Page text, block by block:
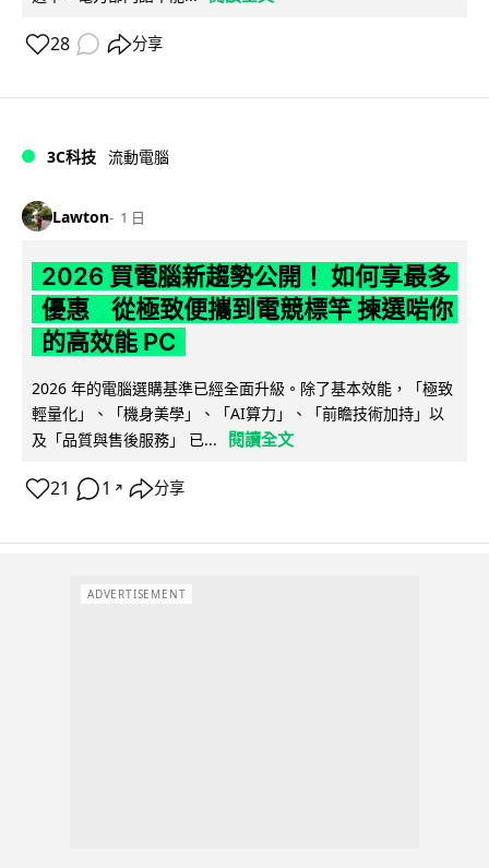
28 分享
3C科技 流動電腦
Lawton 1 日
2026 買電腦新趨勢公開！ 如何享最多
優惠 從極致便攜到電競標竿 揀選啱你
的高效能 PC
2026 年的電腦選購基準已經全面升級。除了基本效能，「極致
輕量化」、「機身美學」、「AI算力」、「前瞻技術加持」以
及「品質與售後服務」 已...
閱讀全文
21 1 ↗ 分享
ADVERTISEMENT